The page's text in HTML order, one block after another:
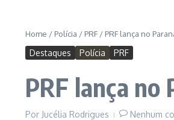
Home / Polícia / PRF / PRF lança no
Destaques Polícia PRF
PRF lança no
Por Jucélia Rodrigues Nenhum